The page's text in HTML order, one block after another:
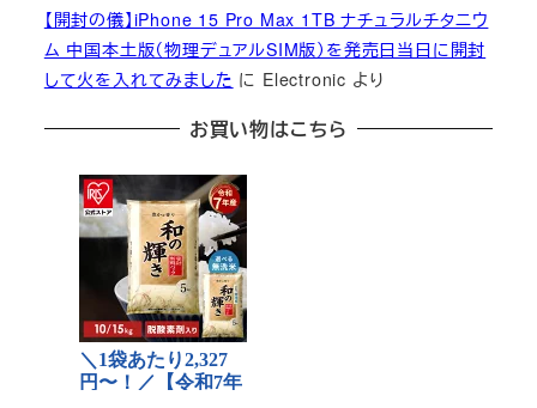
【開封の儀】iPhone 15 Pro Max 1TB ナチュラルチタニウ
ム 中国本土版（物理デュアルSIM版）を発売日当日に開封
して火を入れてみました に Electronic より
お買い物はこちら